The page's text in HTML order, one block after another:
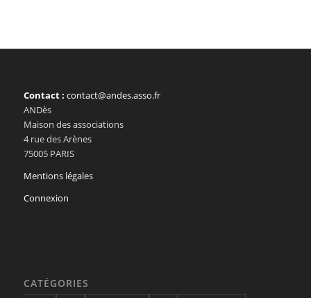
Contact : contact@andes.asso.fr
ANDès
Maison des associations
4 rue des Arènes
75005 PARIS
Mentions légales
Connexion
CATÉGORIES